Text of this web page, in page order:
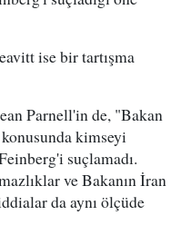
ise bir tartışma
Parnell'in de, "Bakan
kimseyi
suçlamadı.
ve Bakanın İran
da aynı ölçüde